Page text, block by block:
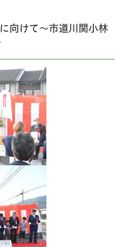
向けて～市道川関小林